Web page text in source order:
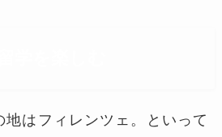
地はフィレンツェ。といって